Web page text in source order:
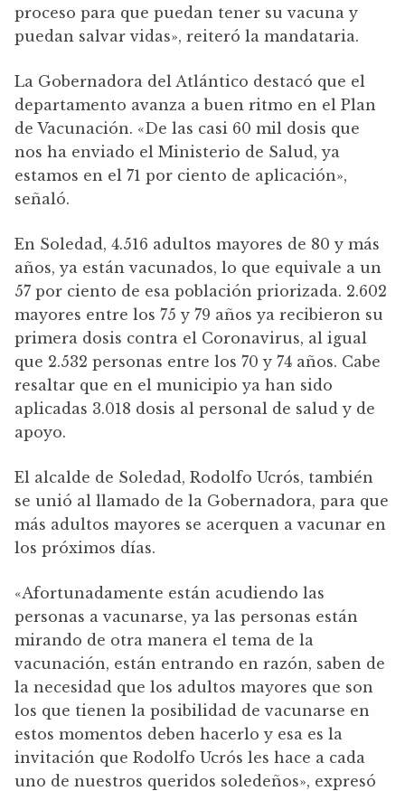
proceso para que puedan tener su vacuna y
puedan salvar vidas», reiteró la mandataria.
La Gobernadora del Atlántico destacó que el
departamento avanza a buen ritmo en el Plan
de Vacunación. «De las casi 60 mil dosis que
nos ha enviado el Ministerio de Salud, ya
estamos en el 71 por ciento de aplicación»,
señaló.
En Soledad, 4.516 adultos mayores de 80 y más
años, ya están vacunados, lo que equivale a un
57 por ciento de esa población priorizada. 2.602
mayores entre los 75 y 79 años ya recibieron su
primera dosis contra el Coronavirus, al igual
que 2.532 personas entre los 70 y 74 años. Cabe
resaltar que en el municipio ya han sido
aplicadas 3.018 dosis al personal de salud y de
apoyo.
El alcalde de Soledad, Rodolfo Ucrós, también
se unió al llamado de la Gobernadora, para que
más adultos mayores se acerquen a vacunar en
los próximos días.
«Afortunadamente están acudiendo las
personas a vacunarse, ya las personas están
mirando de otra manera el tema de la
vacunación, están entrando en razón, saben de
la necesidad que los adultos mayores que son
los que tienen la posibilidad de vacunarse en
estos momentos deben hacerlo y esa es la
invitación que Rodolfo Ucrós les hace a cada
uno de nuestros queridos soledeños», expresó